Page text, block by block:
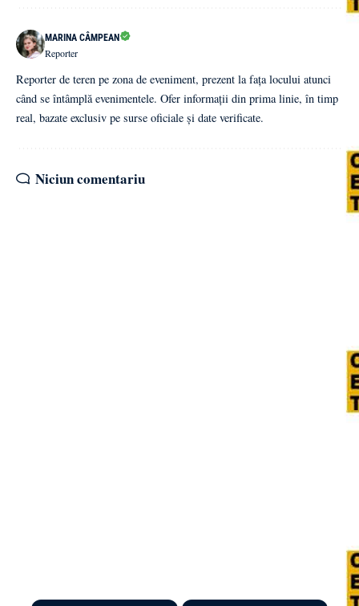
MARINA CÂMPEAN
Reporter
Reporter de teren pe zona de eveniment, prezent la fața locului atunci
când se întâmplă evenimentele. Ofer informații din prima linie, în timp
real, bazate exclusiv pe surse oficiale și date verificate.
Niciun comentariu